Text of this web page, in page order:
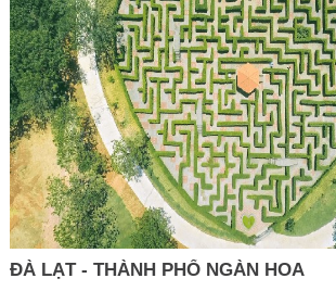
ĐÀ LẠT - THÀNH PHỐ NGÀN HOA